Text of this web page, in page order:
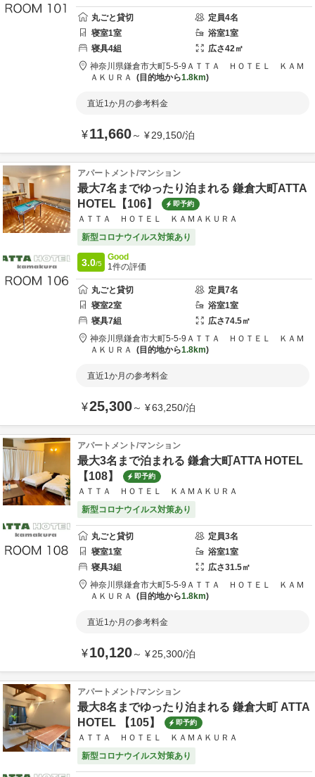
丸ごと貸切 定員4名
寝室1室 浴室1室
寝具4組 広さ42㎡
神奈川県鎌倉市大町5-5-9 ＡＴＴＡ ＨＯＴＥＬ ＫＡＭ
ＡＫＵＲＡ
目的地から1.8km
直近1か月の参考料金
¥11,660～ ¥29,150/泊
アパートメント/マンション
最大7名までゆったり泊まれる 鎌倉大町ATTA
HOTEL【106】
即予約
ＡＴＴＡ ＨＯＴＥＬ ＫＡＭＡＫＵＲＡ
新型コロナウイルス対策あり
3.0/5
Good
1件の評価
丸ごと貸切 定員7名
寝室2室 浴室1室
寝具7組 広さ74.5㎡
神奈川県鎌倉市大町5-5-9 ＡＴＴＡ ＨＯＴＥＬ ＫＡＭ
ＡＫＵＲＡ
目的地から1.8km
直近1か月の参考料金
¥25,300～ ¥63,250/泊
アパートメント/マンション
最大3名まで泊まれる 鎌倉大町ATTA HOTEL
【108】
即予約
ＡＴＴＡ ＨＯＴＥＬ ＫＡＭＡＫＵＲＡ
新型コロナウイルス対策あり
丸ごと貸切 定員3名
寝室1室 浴室1室
寝具3組 広さ31.5㎡
神奈川県鎌倉市大町5-5-9 ＡＴＴＡ ＨＯＴＥＬ ＫＡＭ
ＡＫＵＲＡ
目的地から1.8km
直近1か月の参考料金
¥10,120～ ¥25,300/泊
アパートメント/マンション
最大8名までゆったり泊まれる 鎌倉大町 ATTA
HOTEL 【105】
即予約
ＡＴＴＡ ＨＯＴＥＬ ＫＡＭＡＫＵＲＡ
新型コロナウイルス対策あり